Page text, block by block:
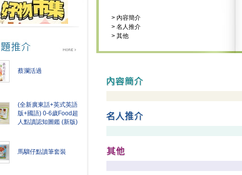
蔡瀾活過
(全新廣東話+英式英語
版+國語) 0-6歲Food超
人點讀認知圖鑑 (新版)
馬騮仔點讀筆套裝
> 內容簡介
> 名人推介
> 其他